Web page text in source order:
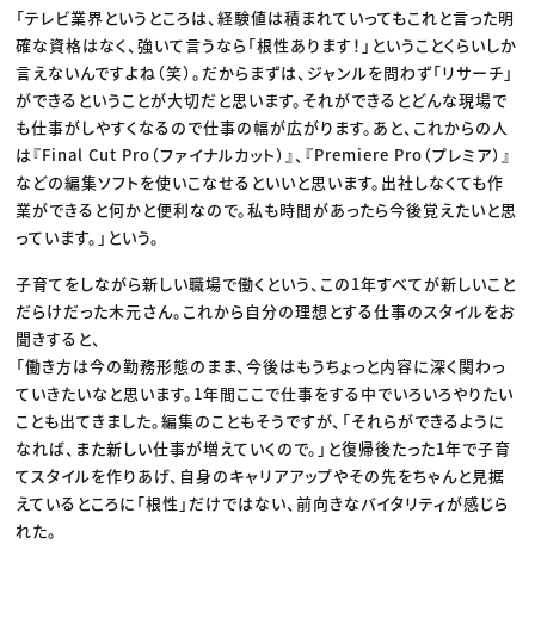
「テレビ業界というところは、経験値は積まれていってもこれと言った明
確な資格はなく、強いて言うなら「根性あります！」ということくらいしか
言えないんですよね（笑）。だからまずは、ジャンルを問わず「リサーチ」
ができるということが大切だと思います。それができるとどんな現場で
も仕事がしやすくなるので仕事の幅が広がります。あと、これからの人
は『Final Cut Pro（ファイナルカット）』、『Premiere Pro（プレミア）』
などの編集ソフトを使いこなせるといいと思います。出社しなくても作
業ができると何かと便利なので。私も時間があったら今後覚えたいと思
っています。」という。
子育てをしながら新しい職場で働くという、この1年すべてが新しいこと
だらけだった木元さん。これから自分の理想とする仕事のスタイルをお
聞きすると、
「働き方は今の勤務形態のまま、今後はもうちょっと内容に深く関わっ
ていきたいなと思います。1年間ここで仕事をする中でいろいろやりたい
ことも出てきました。編集のこともそうですが、「それらができるように
なれば、また新しい仕事が増えていくので。」と復帰後たった1年で子育
てスタイルを作りあげ、自身のキャリアアップやその先をちゃんと見据
えているところに「根性」だけではない、前向きなバイタリティが感じら
れた。